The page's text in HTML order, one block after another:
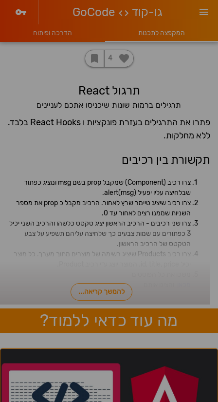
גו-קוד GoCode
המקפצה לתכנות הדרכה ופיתוח
4
תרגול React
תרגילים ברמות שונות שיכניסו אתכם לעניינים
פתרו את התרגילים בעזרת פונקציות ו React Hooks בלבד.
ללא מחלקות.
תקשורת בין רכיבים
צרו רכיב (Component) שמקבל prop בשם msg ומציג כפתור
שבלחיצה עליו יפעיל alert(msg).
צרו רכיב שיציג טיימר שרץ לאחור. הרכיב מקבל כ prop את מספר
השניות שממנו רצים לאחור עד 0.
צרו שני רכיבים - הרכיב הראשון יציג טקסט כלשהו והרכיב השני יכיל
3 כפתורים עם שמות צבעים כך שלחיצה עליהם תשפיע על צבע
הטקטס של הרכיב הראשון.
צרו רכיב Products שיציג רשימה של מוצרים מתוך מערך. כל מוצר
להמשך קריאה...
מה עוד כדאי ללמוד?